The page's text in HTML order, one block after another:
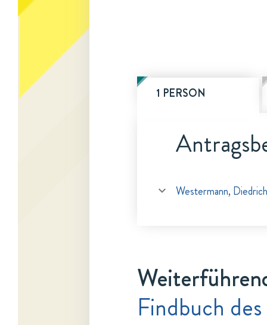
1 PERSON
Westermann, Diedrich
Findbuch